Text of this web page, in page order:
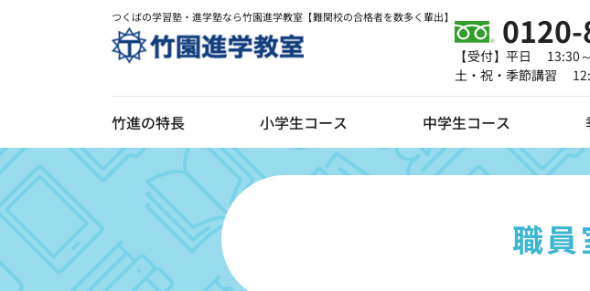
つくばの学習塾・進学塾なら竹園進学教室【難関校の合格者を数多く輩出】
【受付】平日 13:30
土・祝・季節講習
竹進の特長 小学生コース 中学生コース
職員